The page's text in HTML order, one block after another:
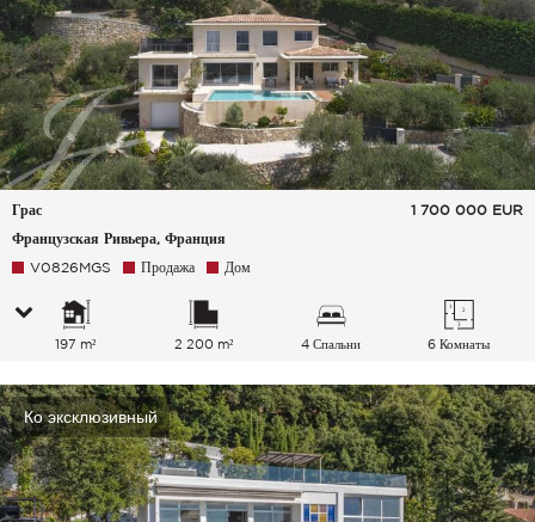
Грас
Французская Ривьера, Франция
1 700 000 EUR
V0826MGS Продажа Дом
197 m² 2 200 m² 4 Спальни 6 Комнаты
Ко эксклюзивный